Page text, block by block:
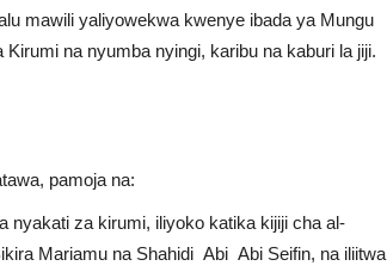
mawili yaliyowekwa kwenye ibada ya Mungu
na nyumba nyingi, karibu na kaburi la jiji.
pamoja na:
nyakati za kirumi, iliyoko katika kijiji cha al-
Mariamu na Shahidi Abi Abi Seifin, na iliitwa